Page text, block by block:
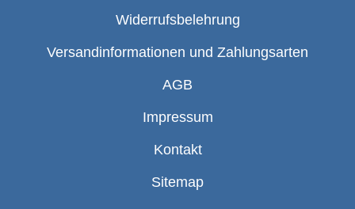
Widerrufsbelehrung
Versandinformationen und Zahlungsarten
AGB
Impressum
Kontakt
Sitemap